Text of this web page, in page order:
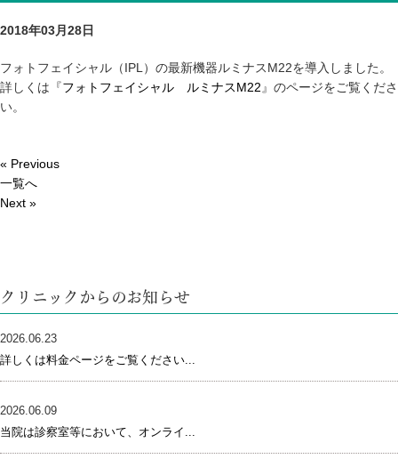
2018年03月28日
フォトフェイシャル（IPL）の最新機器ルミナスM22を導入しました。
詳しくは『フォトフェイシャル ルミナスM22 』のページをご覧くださ
い。
« Previous
一覧へ
Next »
クリニックからのお知らせ
2026.06.23
詳しくは料金ページをご覧ください...
2026.06.09
当院は診察室等において、オンライ...